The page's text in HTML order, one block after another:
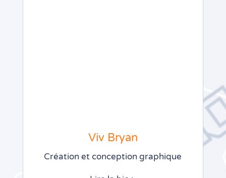
Viv Bryan
Création et conception graphique